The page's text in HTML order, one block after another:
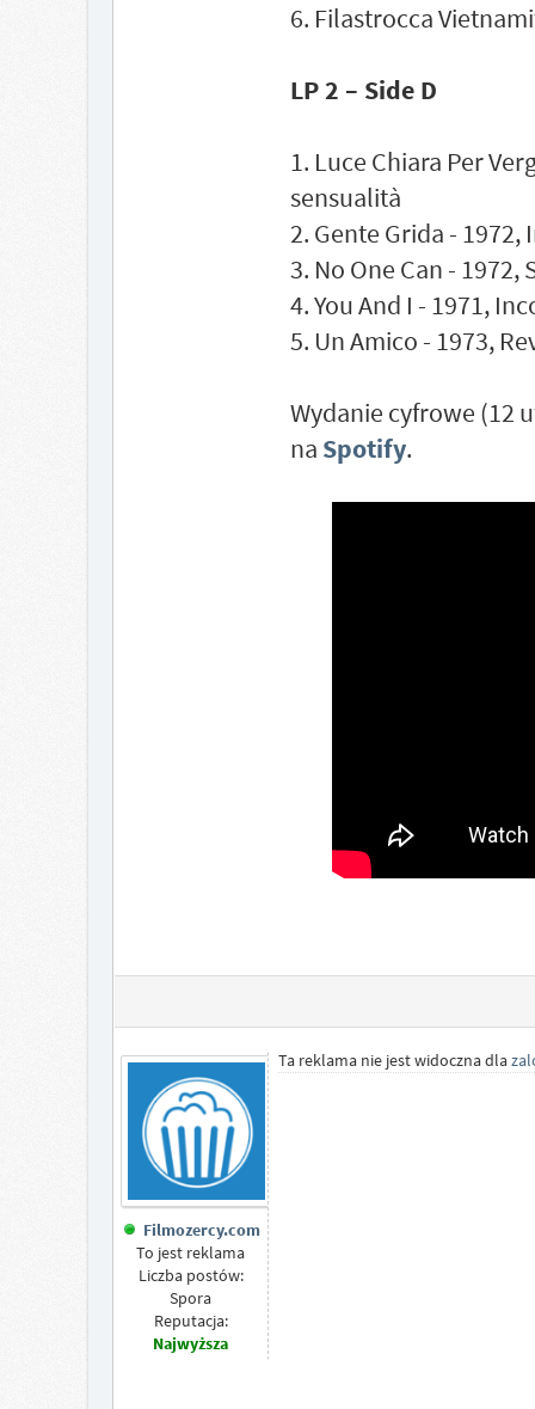
6. Filastrocca
LP 2 – Side D
1. Luce Chiara Per
sensualità
2. Gente Grida -
3. No One Can -
4. You And I - 1971,
5. Un Amico - 1973,
Wydanie cyfrowe (12
na Spotify.
Filmozercy.com
To jest reklama
Liczba postów:
Spora
Reputacja:
Najwyższa
Ta reklama nie jest widoczna dla